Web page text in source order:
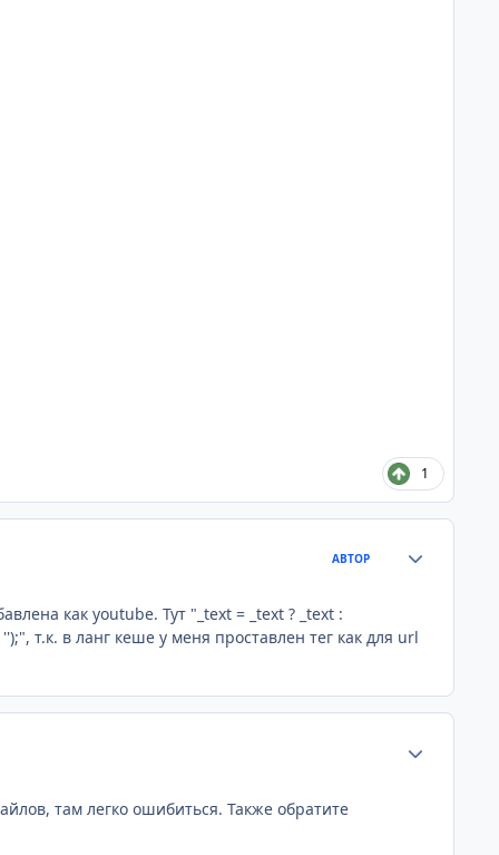
1
АВТОР
как youtube. Тут "_text = _text ? _text :
т.к. в ланг кеше у меня проставлен тег как для url
там легко ошибиться. Также обратите